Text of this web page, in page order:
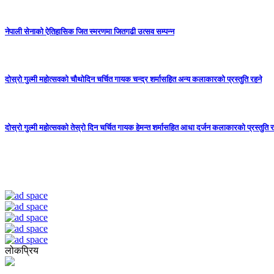
नेपाली सेनाको ऐतिहासिक जित स्मरणमा जितगढी उत्सव सम्पन्न
दोस्रो गुल्मी महोत्सवको चौथोदिन चर्चित गायक चन्द्र शर्मासहित अन्य कलाकारको प्रस्तुति रहने
दोस्रो गुल्मी महोत्सवको तेस्रो दिन चर्चित गायक हेमन्त शर्मासहित आधा दर्जन कलाकारको प्रस्तुति
लोकप्रिय